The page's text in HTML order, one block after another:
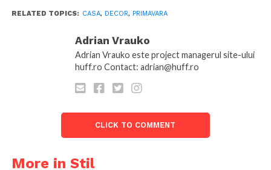
RELATED TOPICS: CASA, DECOR, PRIMAVARA
Adrian Vrauko
Adrian Vrauko este project managerul site-ului
huff.ro Contact: adrian@huff.ro
CLICK TO COMMENT
More in Stil